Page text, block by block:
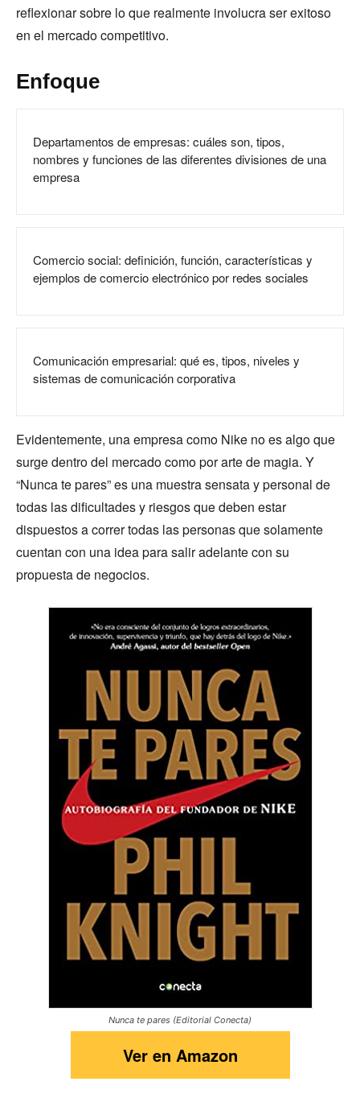
reflexionar sobre lo que realmente involucra ser exitoso
en el mercado competitivo.
Enfoque
Departamentos de empresas: cuáles son, tipos,
nombres y funciones de las diferentes divisiones de una
empresa
Comercio social: definición, función, características y
ejemplos de comercio electrónico por redes sociales
Comunicación empresarial: qué es, tipos, niveles y
sistemas de comunicación corporativa
Evidentemente, una empresa como Nike no es algo que
surge dentro del mercado como por arte de magia. Y
“Nunca te pares” es una muestra sensata y personal de
todas las dificultades y riesgos que deben estar
dispuestos a correr todas las personas que solamente
cuentan con una idea para salir adelante con su
propuesta de negocios.
Nunca te pares (Editorial Conecta)
Ver en Amazon